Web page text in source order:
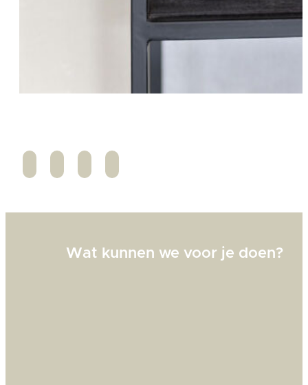
Wat kunnen we voor je doen?